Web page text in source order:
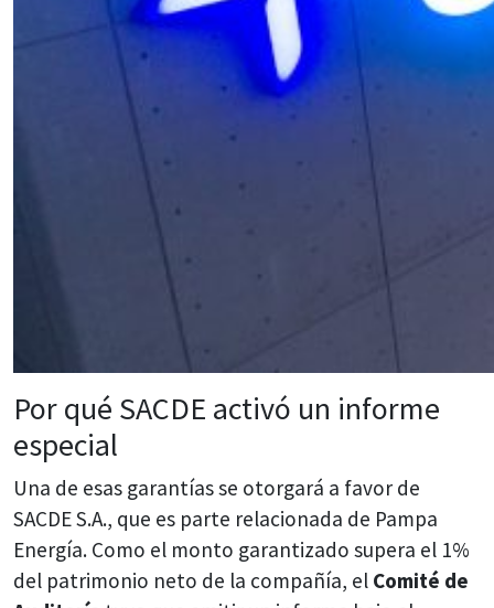
Por qué SACDE activó un informe
especial
Una de esas garantías se otorgará a favor de
SACDE S.A., que es parte relacionada de Pampa
Energía. Como el monto garantizado supera el 1%
del patrimonio neto de la compañía, el Comité de